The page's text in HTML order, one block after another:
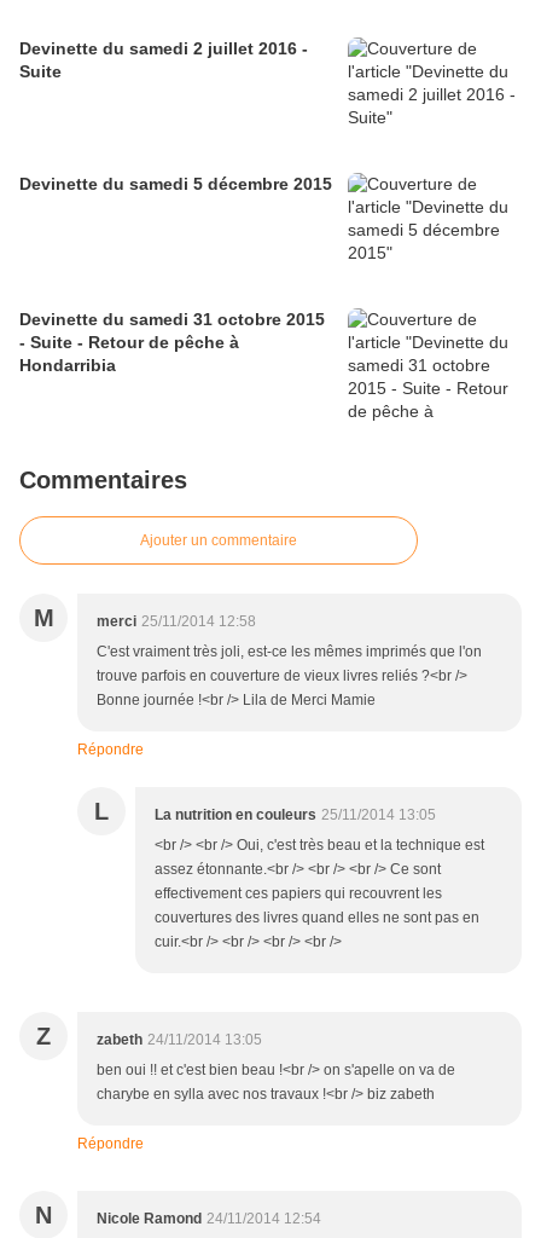
Devinette du samedi 2 juillet 2016 -
Suite
Devinette du samedi 5 décembre 2015
Devinette du samedi 31 octobre 2015
- Suite - Retour de pêche à
Hondarribia
Commentaires
Ajouter un commentaire
M merci 25/11/2014 12:58
C'est vraiment très joli, est-ce les mêmes imprimés que l'on
trouve parfois en couverture de vieux livres reliés ?<br />
Bonne journée !<br /> Lila de Merci Mamie
Répondre
L La nutrition en couleurs 25/11/2014 13:05
<br /> <br /> Oui, c'est très beau et la technique est
assez étonnante.<br /> <br /> <br /> Ce sont
effectivement ces papiers qui recouvrent les
couvertures des livres quand elles ne sont pas en
cuir.<br /> <br /> <br /> <br />
Z zabeth 24/11/2014 13:05
ben oui !! et c'est bien beau !<br /> on s'apelle on va de
charybe en sylla avec nos travaux !<br /> biz zabeth
Répondre
N Nicole Ramond 24/11/2014 12:54